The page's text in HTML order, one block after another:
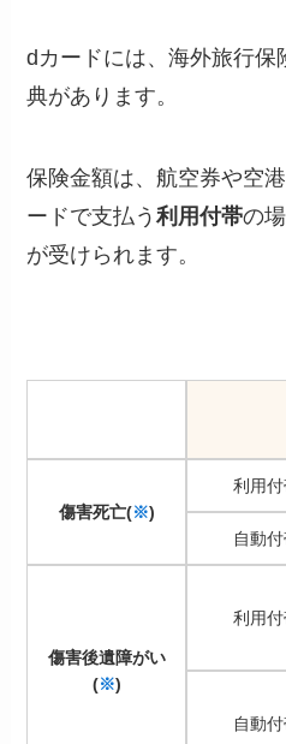
dカードには、海外旅行保
典があります。
保険金額は、航空券や空
ードで支払う利用付帯の
が受けられます。
傷害死亡(※)
利用
自動
傷害後遺障がい
(※)
利用
自動